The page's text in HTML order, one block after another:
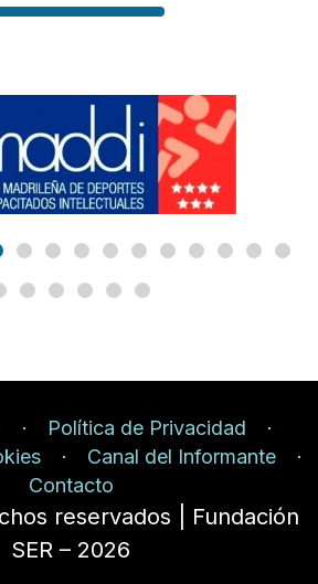
Política de Privacidad
Canal del Informante
Contacto
reservados | Fundación
SER – 2026